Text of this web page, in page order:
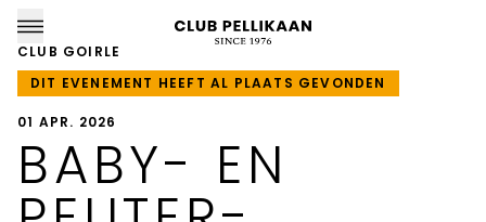
CLUB PELLIKAAN LOCATIES
CLUB GOIRLE
DIT EVENEMENT HEEFT AL PLAATS GEVONDEN
01 APR. 2026
BABY- EN